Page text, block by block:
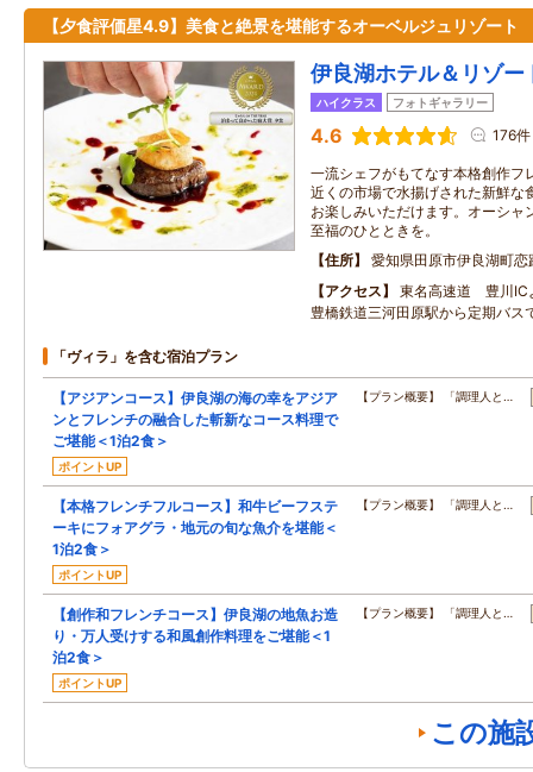
【夕食評価星4.9】美食と絶景を堪能するオーベルジュリゾート
伊良湖ホテル＆リゾー
ハイクラス フォトギャラリー
4.6 176件
一流シェフがもてなす本格創作フ
近くの市場で水揚げされた新鮮な
お楽しみいただけます。オーシャ
至福のひとときを。
住所
愛知県田原市伊良湖町
アクセス
東名高速道 豊川IC
豊橋鉄道三河田原駅から定期バス
「ヴィラ」を含む宿泊プラン
【アジアンコース】伊良湖の海の幸をアジア
ンとフレンチの融合した斬新なコース料理で
ご堪能＜1泊2食＞
ポイントUP
【プラン概要】 「調理人と…
【本格フレンチフルコース】和牛ビーフステ
ーキにフォアグラ・地元の旬な魚介を堪能＜
1泊2食＞
ポイントUP
【プラン概要】 「調理人と…
【創作和フレンチコース】伊良湖の地魚お造
り・万人受けする和風創作料理をご堪能＜1
泊2食＞
ポイントUP
【プラン概要】 「調理人と…
この施